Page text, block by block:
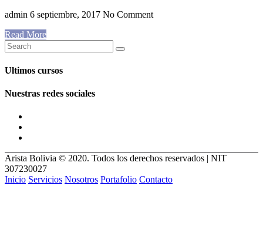
admin 6 septiembre, 2017 No Comment
Read More
Ultimos cursos
Nuestras redes sociales
Arista Bolivia © 2020. Todos los derechos reservados | NIT
307230027
Inicio Servicios Nosotros Portafolio Contacto